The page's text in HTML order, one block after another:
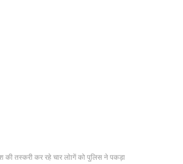
की तस्करी कर रहे चार लाेागें को पुलिस ने पकड़ा